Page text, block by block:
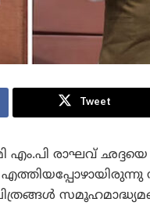
Tweet
രാഘവ് ഛദ്ദയെ